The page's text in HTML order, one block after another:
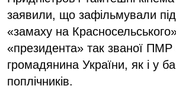
заявили, що зафільмували
«замаху на
«президента» так званої ПМР
громадянина України, як і у
поплічників.